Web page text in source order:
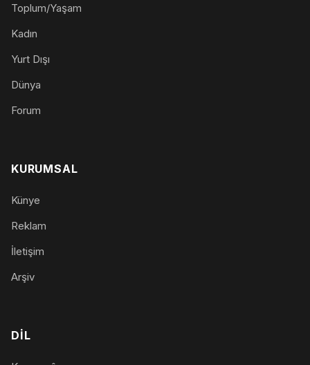
Toplum/Yaşam
Kadın
Yurt Dışı
Dünya
Forum
KURUMSAL
Künye
Reklam
İletişim
Arşiv
DIL